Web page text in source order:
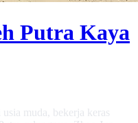
Putra Kaya
muda, bekerja keras